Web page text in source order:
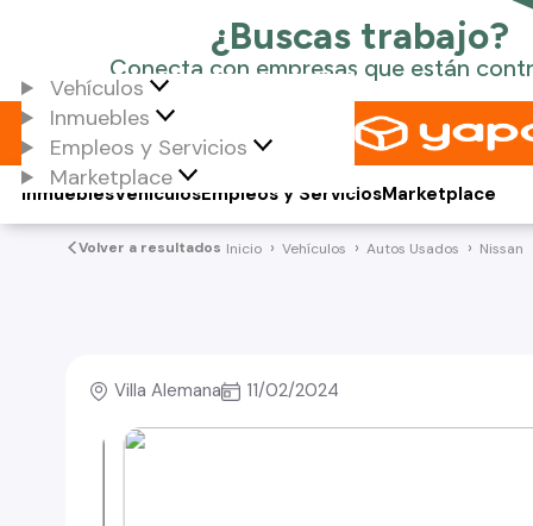
Vehículos
Inmuebles
Empleos y Servicios
Marketplace
Vehículos
Inmuebles Empleos y ServiciosMarketplace
Volver a resultados Inicio Vehículos Autos Usados Nissan
Villa Alemana 11/02/2024